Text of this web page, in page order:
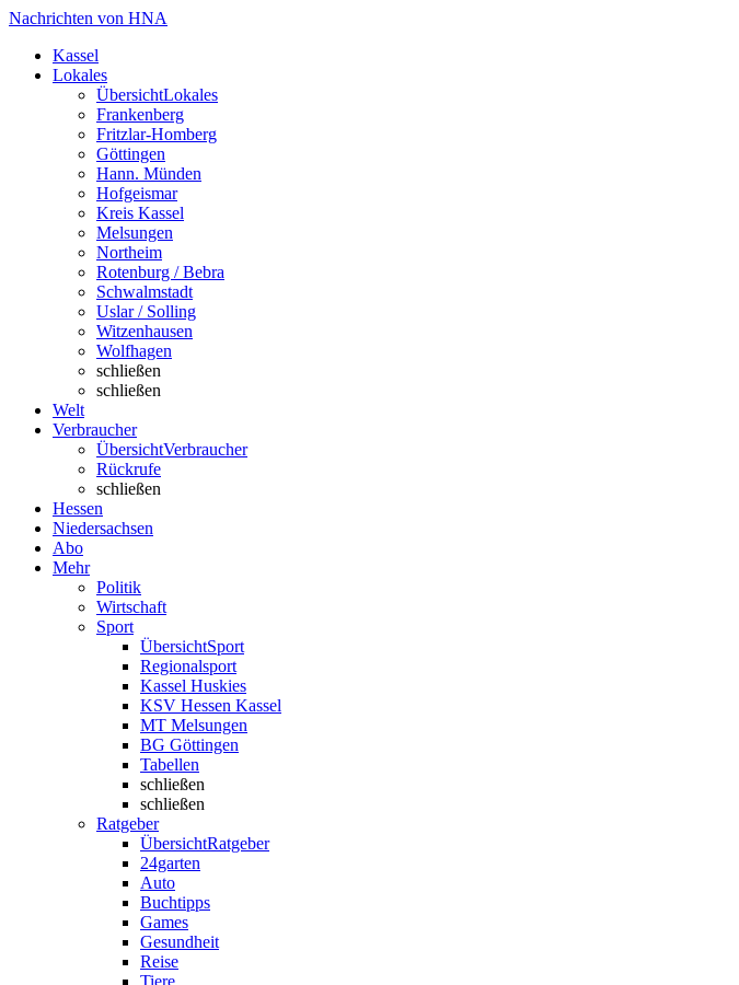
Nachrichten von HNA
Kassel
Lokales
ÜbersichtLokales
Frankenberg
Fritzlar-Homberg
Göttingen
Hann. Münden
Hofgeismar
Kreis Kassel
Melsungen
Northeim
Rotenburg / Bebra
Schwalmstadt
Uslar / Solling
Witzenhausen
Wolfhagen
schließen
schließen
Welt
Verbraucher
ÜbersichtVerbraucher
Rückrufe
schließen
Hessen
Niedersachsen
Abo
Mehr
Politik
Wirtschaft
Sport
ÜbersichtSport
Regionalsport
Kassel Huskies
KSV Hessen Kassel
MT Melsungen
BG Göttingen
Tabellen
schließen
schließen
Ratgeber
ÜbersichtRatgeber
24garten
Auto
Buchtipps
Games
Gesundheit
Reise
Tiere